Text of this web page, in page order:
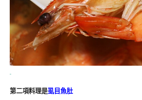
第二項料理是虱目魚肚